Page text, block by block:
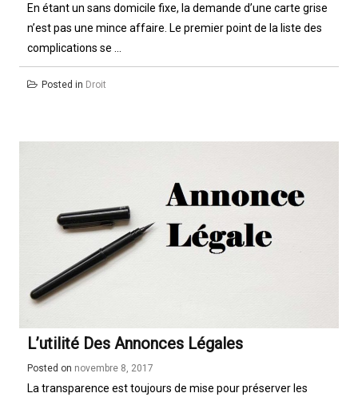
En étant un sans domicile fixe, la demande d’une carte grise
n’est pas une mince affaire. Le premier point de la liste des
complications se ...
Posted in Droit
L’utilité Des Annonces Légales
Posted on novembre 8, 2017
La transparence est toujours de mise pour préserver les